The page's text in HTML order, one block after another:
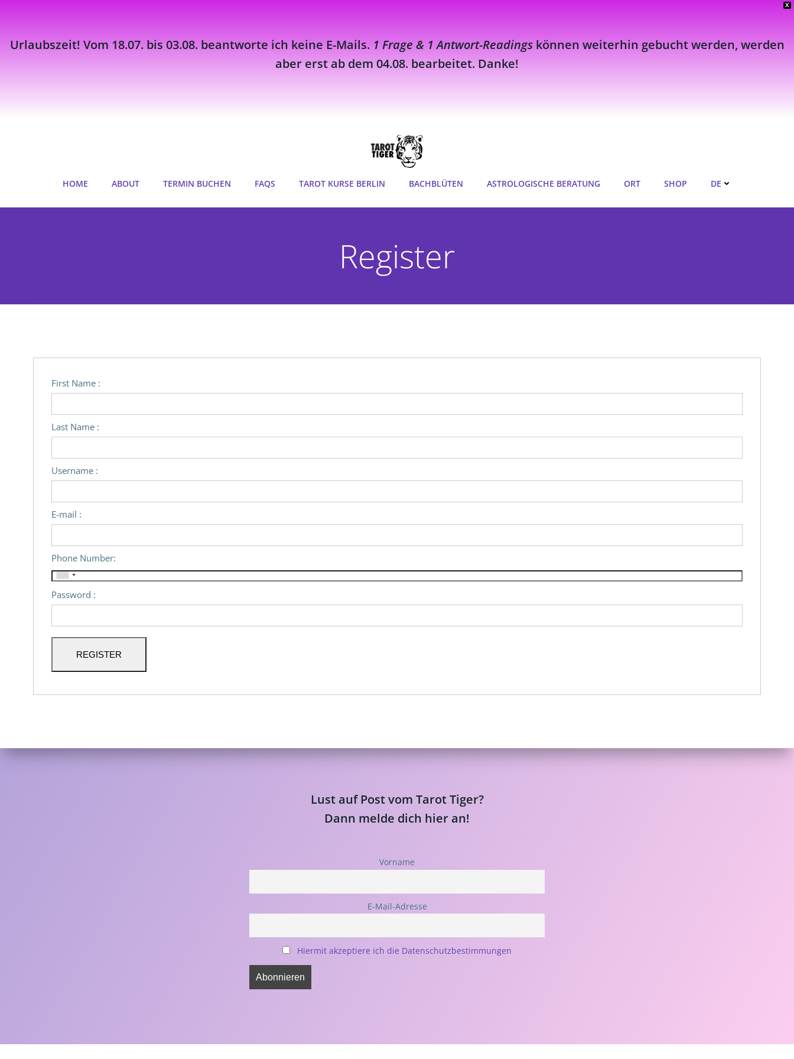
X
Urlaubszeit! Vom 18.07. bis 03.08. beantworte ich keine E-Mails. 1 Frage & 1 Antwort-Readingskönnen weiterhin gebucht werden, werden
aber erst ab dem 04.08. bearbeitet. Danke!
HOME ABOUT TERMIN BUCHEN FAQS TAROT KURSE BERLIN BACHBLÜTEN ASTROLOGISCHE BERATUNG ORT SHOP DE
Register
First Name :
Last Name :
Username :
E-mail :
Phone Number:
Password :
REGISTER
Lust auf Post vom Tarot Tiger?
Dann melde dich hier an!
Vorname
E-Mail-Adresse
Hiermit akzeptiere ich die Datenschutzbestimmungen